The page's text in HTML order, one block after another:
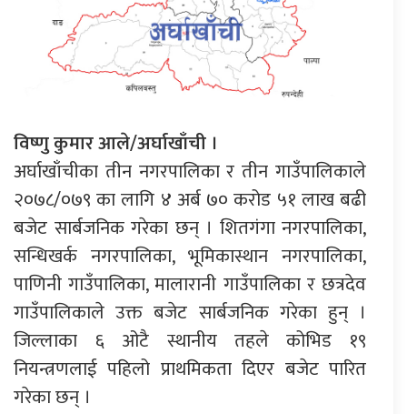
विष्णु कुमार आले/अर्घाखाँची ।
अर्घाखाँचीका तीन नगरपालिका र तीन गाउँपालिकाले
२०७८/०७९ का लागि ४ अर्ब ७० करोड ५१ लाख बढी
बजेट सार्बजनिक गरेका छन् । शितगंगा नगरपालिका,
सन्धिखर्क नगरपालिका, भूमिकास्थान नगरपालिका,
पाणिनी गाउँपालिका, मालारानी गाउँपालिका र छत्रदेव
गाउँपालिकाले उक्त बजेट सार्बजनिक गरेका हुन् ।
जिल्लाका ६ ओटै स्थानीय तहले कोभिड १९
नियन्त्रणलाई पहिलो प्राथमिकता दिएर बजेट पारित
गरेका छन् ।